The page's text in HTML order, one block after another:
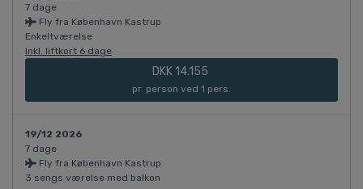
7 dage
Fly fra København Kastrup
Enkeltværelse
Inkl. liftkort 6 dage
DKK 14.155
pr. person ved 1 pers.
19/12 2026
7 dage
Fly fra København Kastrup
3 sengs værelse med balkon